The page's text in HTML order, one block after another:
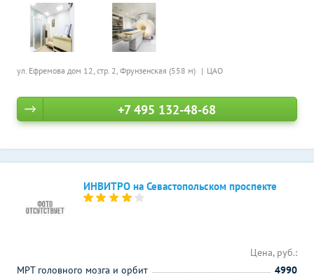
ул. Ефремова дом 12, стр. 2, Фрунзенская (558 м) ЦАО
+7 495 132-48-68
ИНВИТРО на Севастопольском проспекте
Цена, руб.:
МРТ головного мозга и орбит
4990